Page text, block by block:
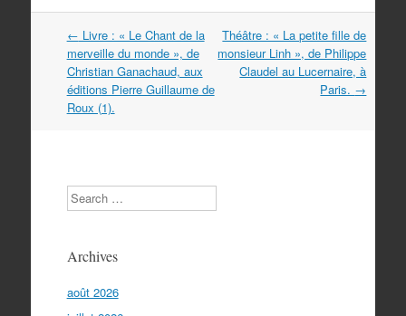
Navigation
dans
les
articles
← Livre : « Le Chant de la
merveille du monde », de
Christian Ganachaud, aux
éditions Pierre Guillaume de
Roux (1).
Théâtre : « La petite fille de
monsieur Linh », de Philippe
Claudel au Lucernaire, à
Paris. →
Search
Archives
août 2026